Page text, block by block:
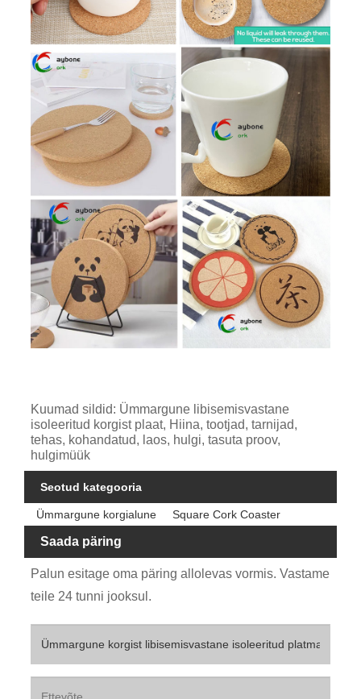
Kuumad sildid: Ümmargune libisemisvastane
isoleeritud korgist plaat, Hiina, tootjad, tarnijad,
tehas, kohandatud, laos, hulgi, tasuta proov,
hulgimüük
Seotud kategooria
Ümmargune korgialune Square Cork Coaster
Saada päring
Palun esitage oma päring allolevas vormis. Vastame
teile 24 tunni jooksul.